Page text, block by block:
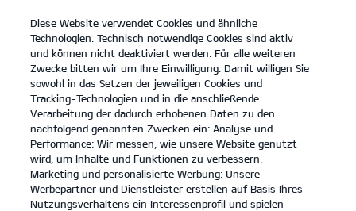
open
menu
Kia
KONTAKT
Der Kia Sportage.
Platz für alles, was Familie ausmacht.
MEHR ERFAHREN
Diese Website verwendet Cookies und ähnliche
Technologien. Technisch notwendige Cookies sind aktiv
und können nicht deaktiviert werden. Für alle weiteren
Zwecke bitten wir um Ihre Einwilligung. Damit willigen Sie
sowohl in das Setzen der jeweiligen Cookies und
Tracking-Technologien und in die anschließende
Verarbeitung der dadurch erhobenen Daten zu den
nachfolgend genannten Zwecken ein: Analyse und
Performance: Wir messen, wie unsere Website genutzt
wird, um Inhalte und Funktionen zu verbessern.
Marketing und personalisierte Werbung: Unsere
Werbepartner und Dienstleister erstellen auf Basis Ihres
Nutzungsverhaltens ein Interessenprofil und spielen